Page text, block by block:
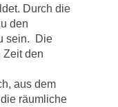
Durch die
den
sein. Die
Zeit den
aus dem
räumliche